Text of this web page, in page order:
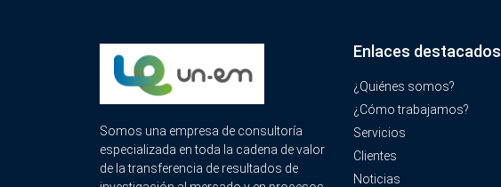
Somos una empresa de consultoría
especializada en toda la cadena de valor
de la transferencia de resultados de
Enlaces destacados
¿Quiénes somos?
¿Cómo trabajamos?
Servicios
Clientes
Noticias